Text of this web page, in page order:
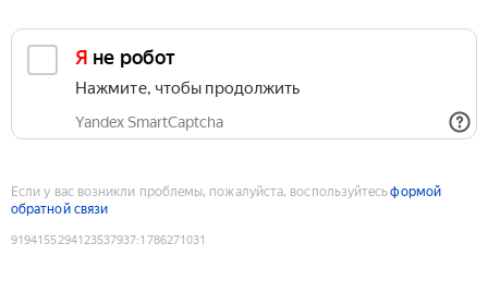
Я не робот
Нажмите, чтобы продолжить
Yandex SmartCaptcha
Если у вас возникли проблемы, пожалуйста, воспользуйтесьформой
обратной связи
9194155294123537937:1786271031